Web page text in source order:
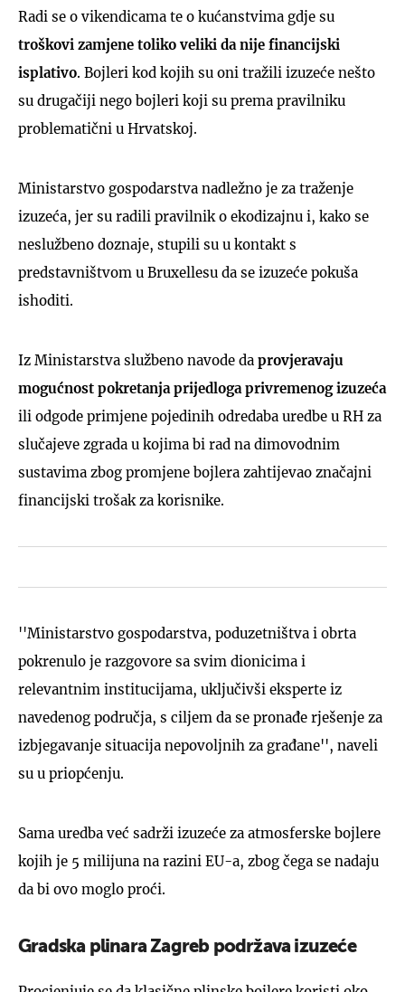
Radi se o vikendicama te o kućanstvima gdje su
troškovi zamjene toliko veliki da nije financijski
isplativo. Bojleri kod kojih su oni tražili izuzeće nešto
su drugačiji nego bojleri koji su prema pravilniku
problematični u Hrvatskoj.
Ministarstvo gospodarstva nadležno je za traženje
izuzeća, jer su radili pravilnik o ekodizajnu i, kako se
neslužbeno doznaje, stupili su u kontakt s
predstavništvom u Bruxellesu da se izuzeće pokuša
ishoditi.
Iz Ministarstva službeno navode da provjeravaju
mogućnost pokretanja prijedloga privremenog izuzeća
ili odgode primjene pojedinih odredaba uredbe u RH za
slučajeve zgrada u kojima bi rad na dimovodnim
sustavima zbog promjene bojlera zahtijevao značajni
financijski trošak za korisnike.
''Ministarstvo gospodarstva, poduzetništva i obrta
pokrenulo je razgovore sa svim dionicima i
relevantnim institucijama, uključivši eksperte iz
navedenog područja, s ciljem da se pronađe rješenje za
izbjegavanje situacija nepovoljnih za građane'', naveli
su u priopćenju.
Sama uredba već sadrži izuzeće za atmosferske bojlere
kojih je 5 milijuna na razini EU-a, zbog čega se nadaju
da bi ovo moglo proći.
Gradska plinara Zagreb podržava izuzeće